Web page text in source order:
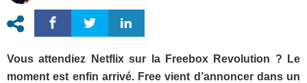
Vous attendiez Netflix sur la Freebox Revolution ? Le
moment est enfin arrivé. Free vient d’annoncer dans un